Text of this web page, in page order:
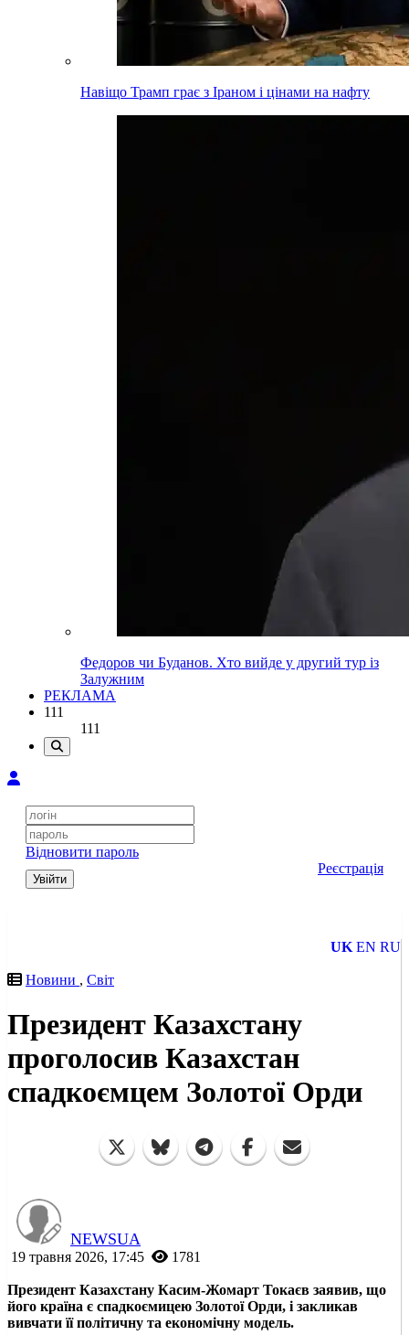
Навіщо Трамп грає з Іраном і цінами на нафту
Федоров чи Буданов. Хто вийде у другий тур із
Залужним
РЕКЛАМА
111
111
Відновити пароль
Увійти
Реєстрація
UK EN RU
Новини , Світ
Президент Казахстану
проголосив Казахстан
спадкоємцем Золотої Орди
NEWSUA
19 травня 2026, 17:45 1781
Президент Казахстану Касим-Жомарт Токаєв заявив, що
його країна є спадкоємицею Золотої Орди, і закликав
вивчати її політичну та економічну модель.